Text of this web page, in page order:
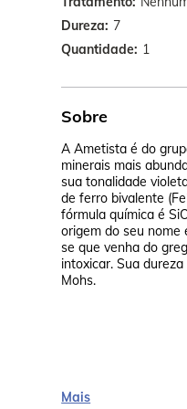
Dureza 7
Quantidade 1
Sobre
A Ametista é do
minerais mais
sua tonalidade
de ferro bivalente
fórmula química é
origem do seu nome
se que venha do
intoxicar. Sua
Mohs.
Mais